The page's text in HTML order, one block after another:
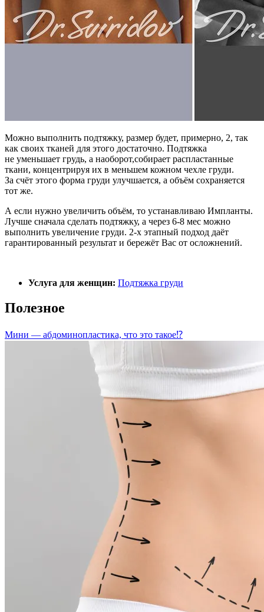
Можно выполнить подтяжку, размер будет, примерно, 2, так
как своих тканей для этого достаточно. Подтяжка
не уменьшает грудь, а наоборот,собирает распластанные
ткани, концентрируя их в меньшем кожном чехле груди.
За счёт этого форма груди улучшается, а объём сохраняется
тот же.
А если нужно увеличить объём, то устанавливаю Импланты.
Лучше сначала сделать подтяжку, а через 6-8 мес можно
выполнить увеличение груди. 2-х этапный подход даёт
гарантированный результат и бережёт Вас от осложнений.
Услуга для женщин: Подтяжка груди
Полезное
Мини — абдоминопластика, что это такое⁉️